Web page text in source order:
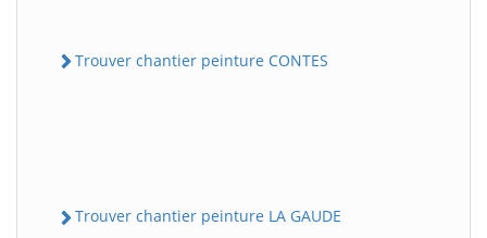
Trouver chantier peinture CONTES
Trouver chantier peinture LA GAUDE